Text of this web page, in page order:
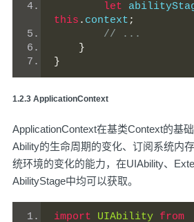
let
this . context ;
// ...
}
}
️1.2.3 ApplicationContext
ApplicationContext在基类Context的基
Ability的生命周期的变化、订阅系统内
统环境的变化的能力，在UIAbility、
AbilityStage中均可以获取。
import UIAbility from